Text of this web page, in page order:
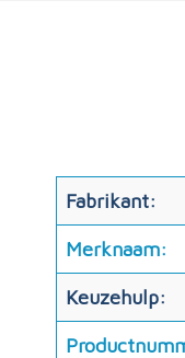
Fabrikant:
Merknaam:
Keuzehulp: